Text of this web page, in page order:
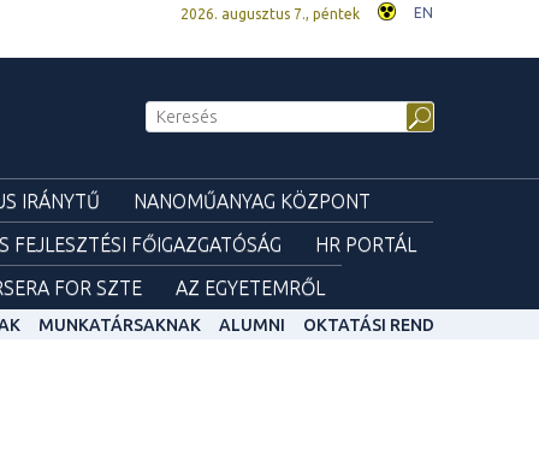
2026. augusztus 7., péntek EN
IRÁNYTŰ
NANOMŰANYAG KÖZPONT
FEJLESZTÉSI FŐIGAZGATÓSÁG
HR PORTÁL
FOR SZTE AZ EGYETEMRŐL
MUNKATÁRSAKNAK ALUMNI OKTATÁSI REND